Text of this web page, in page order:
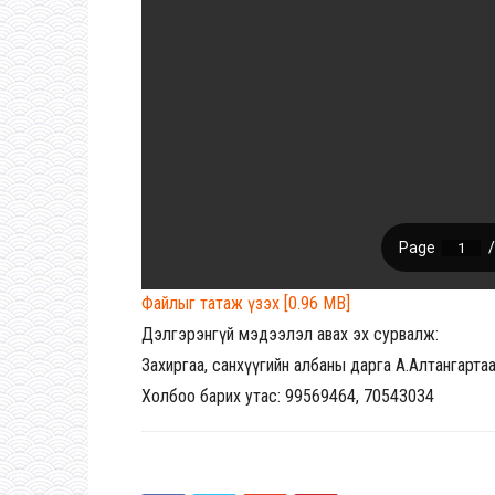
Файлыг татаж үзэх [0.96 MB]
Дэлгэрэнгүй мэдээлэл авах эх сурвалж:
Захиргаа, санхүүгийн албаны дарга
Холбоо барих утас: 99569464, 70543034